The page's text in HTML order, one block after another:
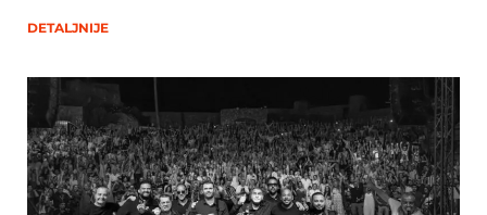
DETALJNIJE